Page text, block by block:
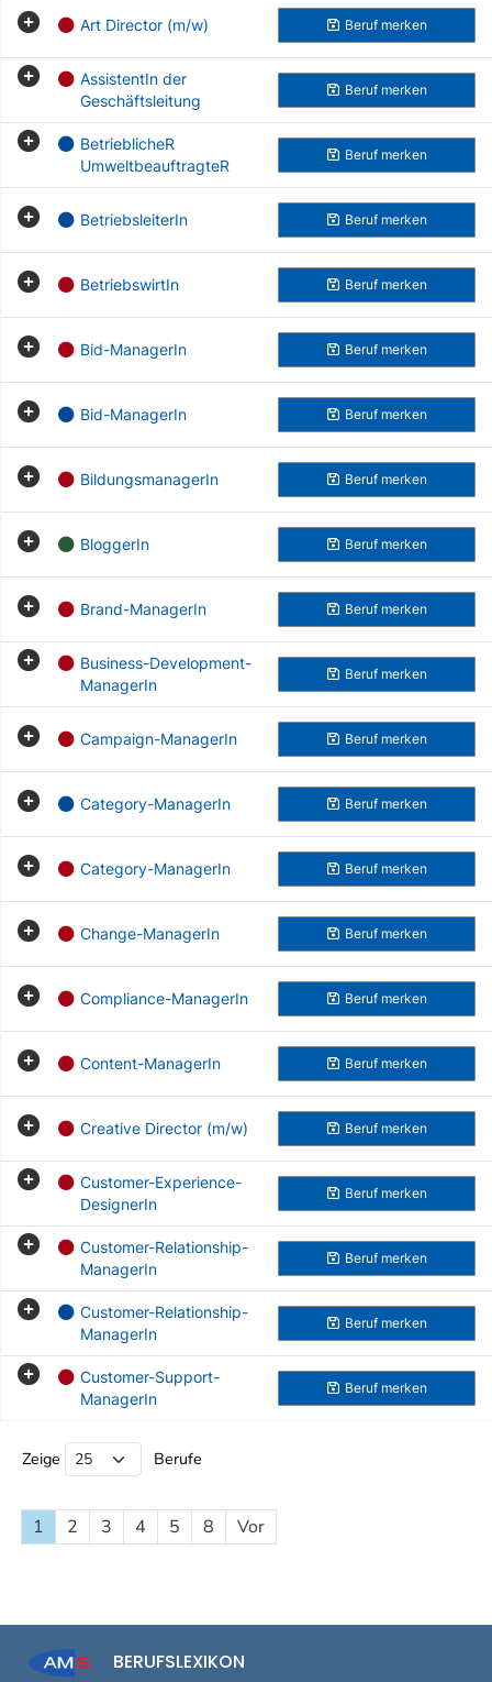
Art Director (m/w) Beruf merken
AssistentIn der
Geschäftsleitung
Beruf merken
BetrieblicheR
UmweltbeauftragteR
Beruf merken
BetriebsleiterIn Beruf merken
BetriebswirtIn Beruf merken
Bid-ManagerIn Beruf merken
Bid-ManagerIn Beruf merken
BildungsmanagerIn Beruf merken
BloggerIn Beruf merken
Brand-ManagerIn Beruf merken
Business-Development-
ManagerIn
Beruf merken
Campaign-ManagerIn Beruf merken
Category-ManagerIn Beruf merken
Category-ManagerIn Beruf merken
Change-ManagerIn Beruf merken
Compliance-ManagerIn Beruf merken
Content-ManagerIn Beruf merken
Creative Director (m/w) Beruf merken
Customer-Experience-
DesignerIn
Beruf merken
Customer-Relationship-
ManagerIn
Beruf merken
Customer-Relationship-
ManagerIn
Beruf merken
Customer-Support-
ManagerIn
Beruf merken
Zeige Berufe
1 2 3 4 5 8 Vor
BERUFSLEXIKON